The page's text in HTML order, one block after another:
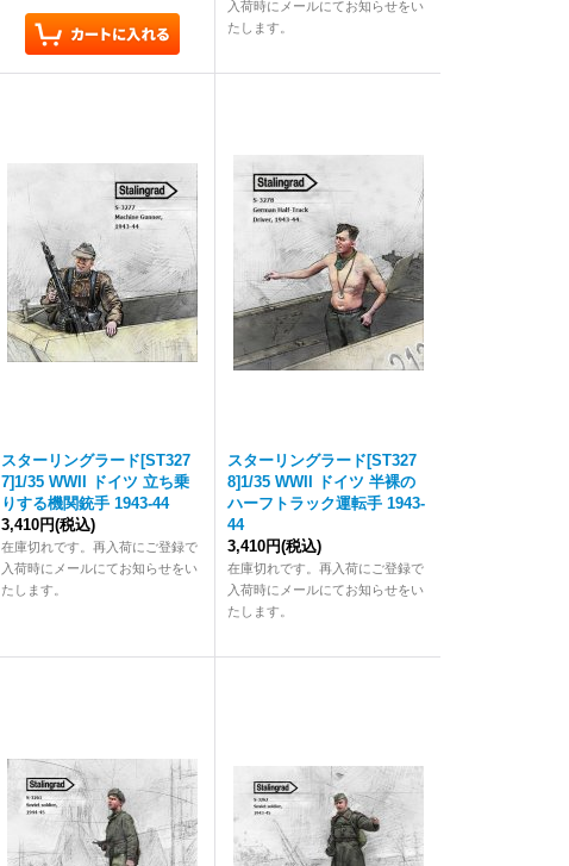
入荷時にメールにてお知らせをい
たします。
スターリングラード[ST327
7]1/35 WWII ドイツ 立ち乗
りする機関銃手 1943-44
3,410円(税込)
在庫切れです。再入荷にご登録で
入荷時にメールにてお知らせをい
たします。
スターリングラード[ST327
8]1/35 WWII ドイツ 半裸の
ハーフトラック運転手 1943-
44
3,410円(税込)
在庫切れです。再入荷にご登録で
入荷時にメールにてお知らせをい
たします。